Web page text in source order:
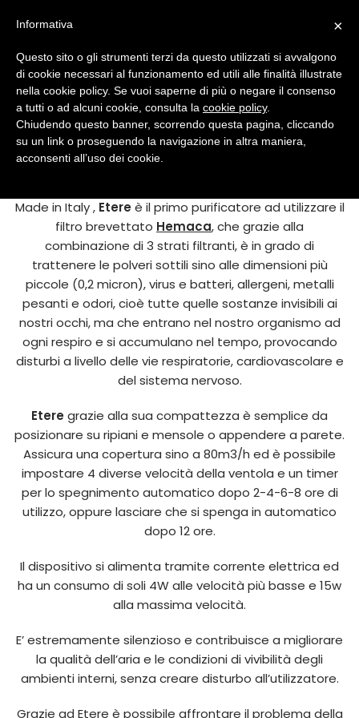
Vai
contenuto
Arredo ufficio
Centralini virtuali
Digital Signage & Visual
Macchine per ufficio
Purificatore d’aria
Etereè il purificatore d’aria indoor con filtro brevettato
che trattiene il 99,97% delle polveri sottili fino alla
dimensione di 0,3 micron.
Il purificatore d’ariaEtere è compatto e ad alta
Made in Italy , Etereè il primo purificatore ad utilizzare il
filtro brevettato Hemaca, che grazie alla
combinazione di 3 strati filtranti, è in grado di
trattenere le polveri sottili sino alle dimensioni più
piccole (0,2 micron), virus e batteri, allergeni, metalli
pesanti e odori, cioè tutte quelle sostanze invisibili ai
nostri occhi, ma che entrano nel nostro organismo ad
ogni respiro e si accumulano nel tempo, provocando
disturbi a livello delle vie respiratorie, cardiovascolare e
del sistema nervoso.
Eteregrazie alla sua compattezza è semplice da
posizionare su ripiani e mensole o appendere a parete.
Assicura una copertura sino a 80m3/h ed è possibile
impostare 4 diverse velocità della ventola e un timer
per lo spegnimento automatico dopo 2-4-6-8 ore di
utilizzo, oppure lasciare che si spenga in automatico
dopo 12 ore.
Il dispositivo si alimenta tramite corrente elettrica ed
ha un consumo di soli 4W alle velocità più basse e 15w
alla massima velocità.
E’ estremamente silenzioso e contribuisce a migliorare
la qualità dell’aria e le condizioni di vivibilità degli
ambienti interni, senza creare disturbo all’utilizzatore.
Grazie ad Etere è possibile affrontare il problema della
Durante le prossime festività natalizie, La PR Soluzioni
regolari attività riprenderanno Lunedì 30 Dicembre
Auguriamo a tutti Buone FesteDismiss
×
Informativa
Questo sito o gli strumenti terzi da questo utilizzati si avvalgono
di cookie necessari al funzionamento ed utili alle finalità illustrate
nella cookie policy. Se vuoi saperne di più o negare il consenso
a tutti o ad alcuni cookie, consulta la cookie policy.
Chiudendo questo banner, scorrendo questa pagina, cliccando
su un link o proseguendo la navigazione in altra maniera,
acconsenti all’uso dei cookie.